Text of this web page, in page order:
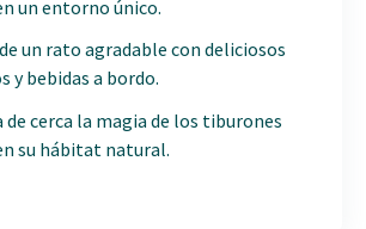
un entorno único.
un rato agradable con deliciosos
y bebidas a bordo.
de cerca la magia de los tiburones
su hábitat natural.